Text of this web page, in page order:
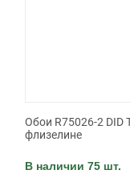
Обои R75026-2 DID
флизелине
В наличии 75 шт.